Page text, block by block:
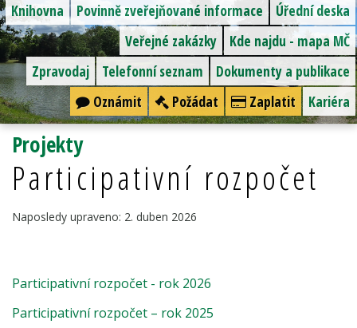
Úřední deska
Povinně zveřejňované informace
Knihovna
Kde najdu - mapa MČ
Veřejné zakázky
Dokumenty a publikace
Telefonní seznam
Zpravodaj
Kariéra
Zaplatit
Požádat
Oznámit
Projekty
Participativní rozpočet
Naposledy upraveno: 2. duben 2026
Participativní rozpočet - rok 2026
Participativní rozpočet – rok 2025